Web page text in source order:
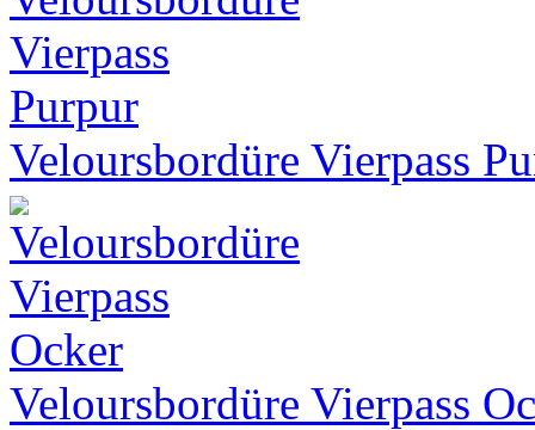
Veloursbordüre Vierpass
Veloursbordüre Vierpass